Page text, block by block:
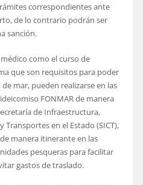
correspondientes ante
de lo contrario podrán ser
sanción.
como el curso de
que son requisitos para poder
mar, pueden realizarse en las
FONMAR de manera
de Infraestructura,
Transportes en el Estado (SICT),
manera itinerante en las
pesqueras para facilitar
gastos de traslado.